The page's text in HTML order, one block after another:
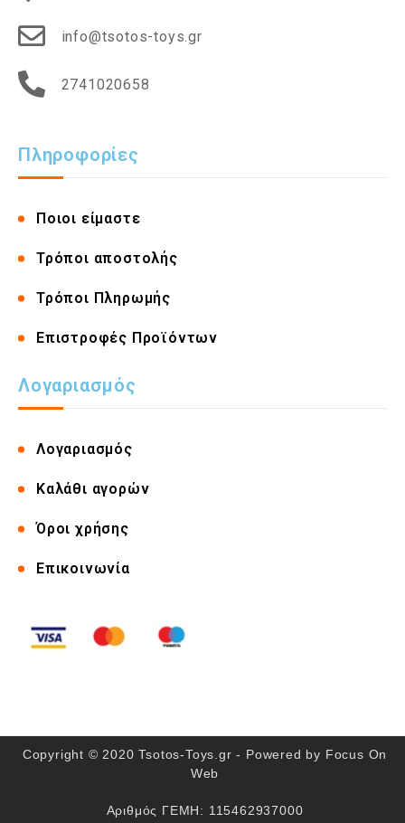
info@tsotos-toys.gr
2741020658
Πληροφορίες
Ποιοι είμαστε
Τρόποι αποστολής
Τρόποι Πληρωμής
Επιστροφές Προϊόντων
Λογαριασμός
Λογαριασμός
Καλάθι αγορών
Όροι χρήσης
Επικοινωνία
Copyright © 2020 Tsotos-Toys.gr - Powered by Focus On
Web
Αριθμός ΓΕΜΗ: 115462937000